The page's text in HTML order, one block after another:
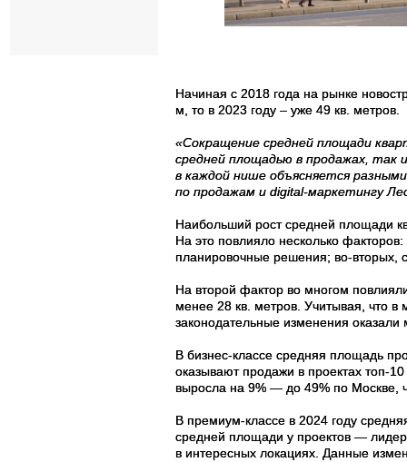
Начиная с 2018 года на рынке
м, то в 2023 году – уже 49 кв. метров.
«Сокращение средней площади
средней площадью в продажах, так
в каждой нише объясняется
по продажам и digital-маркетингу
Наибольший рост средней площади
На это повлияло несколько
планировочные решения; во-вторых,
На второй фактор во многом
менее 28 кв. метров. Учитывая, что в
законодательные изменения оказали
В бизнес-классе средняя площадь
оказывают продажи в проектах топ-
выросла на 9% — до 49% по Москве,
В премиум-классе в 2024 году
средней площади у проектов —
в интересных локациях. Данные